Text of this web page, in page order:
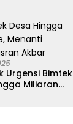
Urgensi Bimtek
Miliaran